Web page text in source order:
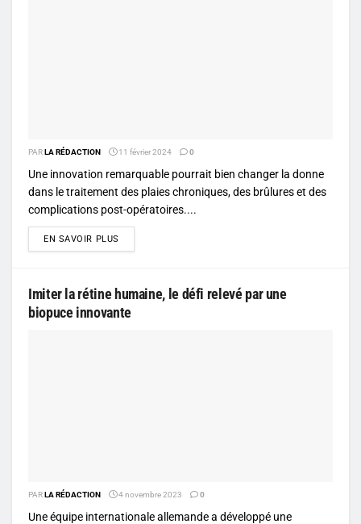
PARLA RÉDACTION 11 février 2024 0
Une innovation remarquable pourrait bien changer la donne
dans le traitement des plaies chroniques, des brûlures et des
complications post-opératoires....
EN SAVOIR PLUS
Imiter la rétine humaine, le défi relevé par une
biopuce innovante
PARLA RÉDACTION 4 novembre 2023 0
Une équipe internationale allemande a développé une